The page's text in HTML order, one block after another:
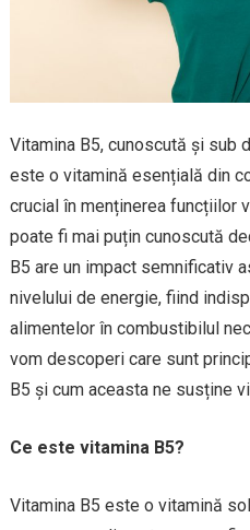
Vitamina B5, cunoscută și sub
este o vitamină esențială din
crucial în menținerea funcțiilor
poate fi mai puțin cunoscută
B5 are un impact semnificativ
nivelului de energie, fiind
alimentelor în combustibilul
vom descoperi care sunt
B5 și cum aceasta ne susține
Ce este vitamina B5?
Vitamina B5 este o vitamină